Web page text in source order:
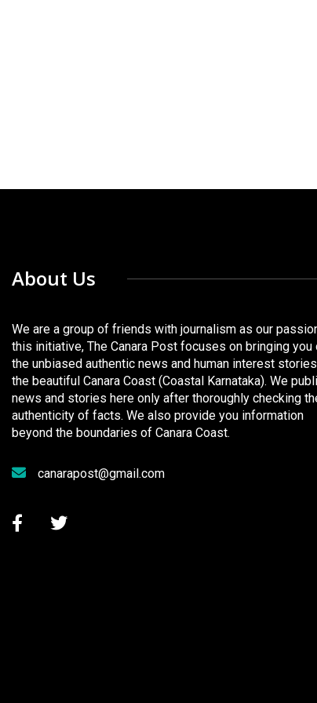
About Us
We are a group of friends with journalism as our
this initiative, The Canara Post focuses on bringing you
the unbiased authentic news and human interest
the beautiful Canara Coast (Coastal Karnataka). We
news and stories here only after thoroughly checking
authenticity of facts. We also provide you information
beyond the boundaries of Canara Coast.
canarapost@gmail.com